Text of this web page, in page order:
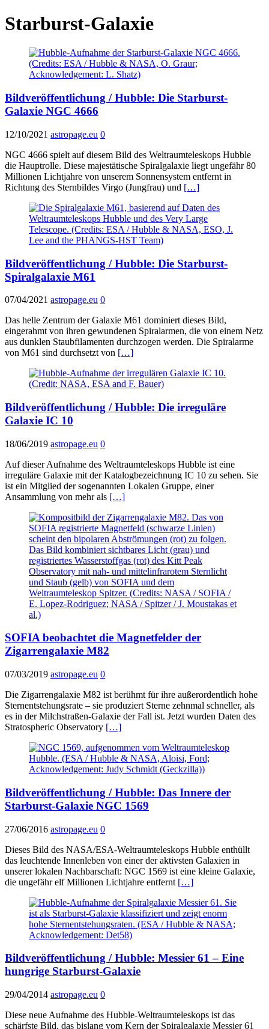
Starburst-Galaxie
Bildveröffentlichung / Hubble: Die Starburst-
Galaxie NGC 4666
12/10/2021 astropage.eu 0
NGC 4666 spielt auf diesem Bild des Weltraumteleskops Hubble
die Hauptrolle. Diese majestätische Spiralgalaxie liegt ungefähr 80
Millionen Lichtjahre von unserem Sonnensystem entfernt in
Richtung des Sternbildes Virgo (Jungfrau) und […]
Bildveröffentlichung / Hubble: Die Starburst-
Spiralgalaxie M61
07/04/2021 astropage.eu 0
Das helle Zentrum der Galaxie M61 dominiert dieses Bild,
eingerahmt von ihren gewundenen Spiralarmen, die von einem Netz
aus dunklen Staubfilamenten durchzogen werden. Die Spiralarme
von M61 sind durchsetzt von […]
Bildveröffentlichung / Hubble: Die irreguläre
Galaxie IC 10
18/06/2019 astropage.eu 0
Auf dieser Aufnahme des Weltraumteleskops Hubble ist eine
irreguläre Galaxie mit der Katalogbezeichnung IC 10 zu sehen. Sie
ist ein Mitglied der sogenannten Lokalen Gruppe, einer
Ansammlung von mehr als […]
SOFIA beobachtet die Magnetfelder der
Zigarrengalaxie M82
07/03/2019 astropage.eu 0
Die Zigarrengalaxie M82 ist berühmt für ihre außerordentlich hohe
Sternentstehungsrate – sie produziert Sterne zehnmal schneller, als
es in der Milchstraßen-Galaxie der Fall ist. Jetzt wurden Daten des
Stratospheric Observatory […]
Bildveröffentlichung / Hubble: Das Innere der
Starburst-Galaxie NGC 1569
27/06/2016 astropage.eu 0
Dieses Bild des NASA/ESA-Weltraumteleskops Hubble enthüllt
das leuchtende Innenleben von einer der aktivsten Galaxien in
unserer lokalen Nachbarschaft: NGC 1569 ist eine kleine Galaxie,
die ungefähr elf Millionen Lichtjahre entfernt […]
Bildveröffentlichung / Hubble: Messier 61 – Eine
hungrige Starburst-Galaxie
29/04/2014 astropage.eu 0
Diese neue Aufnahme des Hubble-Weltraumteleskops ist das
schärfste Bild, das bislang vom Kern der Spiralgalaxie Messier 61